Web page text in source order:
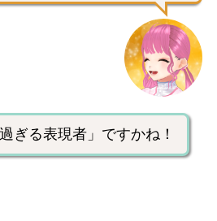
ぎる表現者」ですかね！